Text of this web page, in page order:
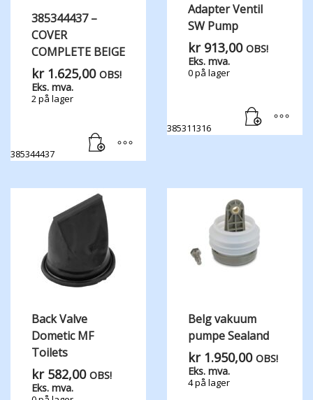
385344437 –
COVER
COMPLETE BEIGE
kr1.625,00 OBS!
Eks. mva.
2 på lager
385344437
Adapter Ventil
SW Pump
kr913,00 OBS!
Eks. mva.
0 på lager
385311316
Back Valve
Dometic MF
Toilets
kr582,00 OBS!
Eks. mva.
Belg vakuum
pumpe Sealand
kr1.950,00 OBS!
Eks. mva.
4 på lager